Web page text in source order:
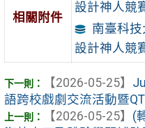
相關附件
設計神人競
南臺科技
設計神人競
【2026-05-25】
語跨校戲劇交流活動暨
【2026-05-25】 (